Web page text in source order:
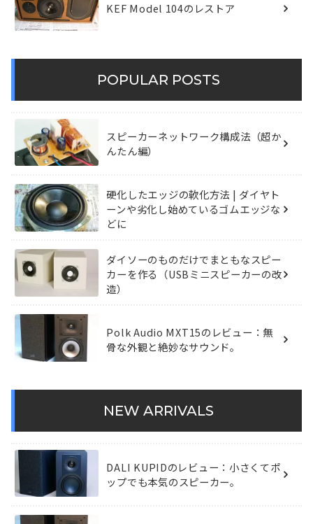
KEF Model 104のレストア
POPULAR POSTS
スピーカーネットワーク構成法（超か
んたん編）
硬化したエッジの軟化方法 | ダイヤト
ーンや劣化し始めているゴムエッジな
どに
ダイソーのものだけでまともなスピー
カーを作る（USBミニスピーカーの改
造）
Polk Audio MXT15のレビュー：無
骨な外観と絶妙なサウンド。
NEW ARRIVALS
DALI KUPIDのレビュー：小さくてポ
ップでも本気のスピーカー。